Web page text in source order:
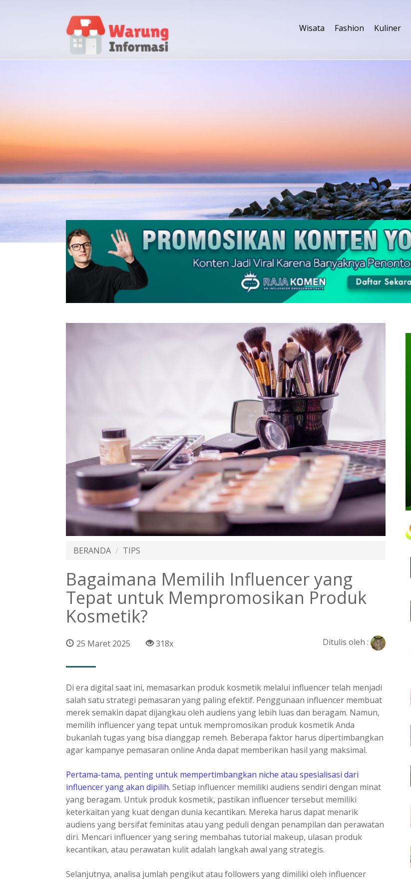
Wisata Fashion Kuliner
BERANDA TIPS
Bagaimana Memilih Influencer yang
Tepat untuk Mempromosikan Produk
Kosmetik?
25 Maret 2025 318x Ditulis oleh :
Di era digital saat ini, memasarkan produk kosmetik melalui influencer telah menjadi
salah satu strategi pemasaran yang paling efektif. Penggunaan influencer membuat
merek semakin dapat dijangkau oleh audiens yang lebih luas dan beragam. Namun,
memilih influencer yang tepat untuk mempromosikan produk kosmetik Anda
bukanlah tugas yang bisa dianggap remeh. Beberapa faktor harus dipertimbangkan
agar kampanye pemasaran online Anda dapat memberikan hasil yang maksimal.
Pertama-tama, penting untuk mempertimbangkan niche atau spesialisasi dari
influencer yang akan dipilih. Setiap influencer memiliki audiens sendiri dengan minat
yang beragam. Untuk produk kosmetik, pastikan influencer tersebut memiliki
keterkaitan yang kuat dengan dunia kecantikan. Mereka harus dapat menarik
audiens yang bersifat feminitas atau yang peduli dengan penampilan dan perawatan
diri. Mencari influencer yang sering membahas tutorial makeup, ulasan produk
kecantikan, atau perawatan kulit adalah langkah awal yang strategis.
Selanjutnya, analisa jumlah pengikut atau followers yang dimiliki oleh influencer